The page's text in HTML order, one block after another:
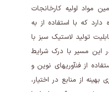
مواد اولیه کارخانجات
که با استفاده از به
تولید لاستیک سبز با
این مسیر با درک شرایط
از فن­آوری­های نوین و
بهینه از منابع در اختیار،